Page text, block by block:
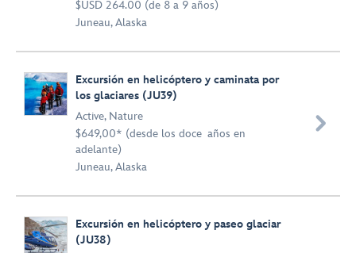
$USD 264.00 (de 8 a 9 años)
Juneau, Alaska
Excursión en helicóptero y caminata por
los glaciares (JU39)
Active, Nature
$649,00* (desde los doce años en
adelante)
Juneau, Alaska

Excursión en helicóptero y paseo glaciar
(JU38)